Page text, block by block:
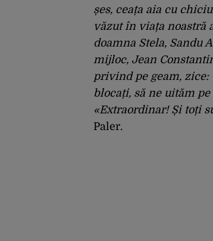
șes, ceața aia cu
văzut în viața noastră
doamna Stela, Sandu
mijloc, Jean
privind pe geam,
blocați, să ne uităm
«Extraordinar! Și toți
Paler.